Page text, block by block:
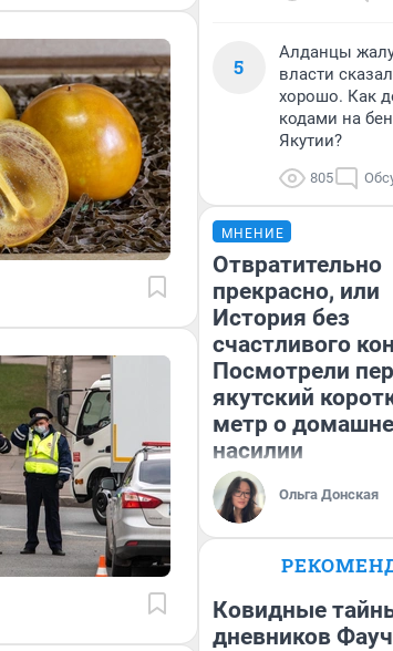
5
Алданцы
власти
хорошо. Как
кодами на
Якутии?
805
МНЕНИЕ
Отвратительно
прекрасно, или
История без
счастливого
Посмотрели
якутский
метр о
насилии
Ольга Донская
Ковидные
дневников